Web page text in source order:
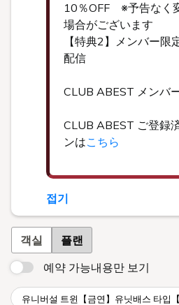
10％OFF ※予告なく
場合がございます
【特典2】メンバー限
配信
CLUB ABEST メンバ
CLUB ABEST ご登録
ンはこちら
접기
객실 플랜
예약 가능내용만 보기
유니버설 트윈【금연】유닛배스 타입